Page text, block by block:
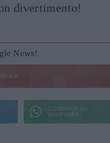
divertimento!
News!
CONDIVIDI SU
WHATSAPP